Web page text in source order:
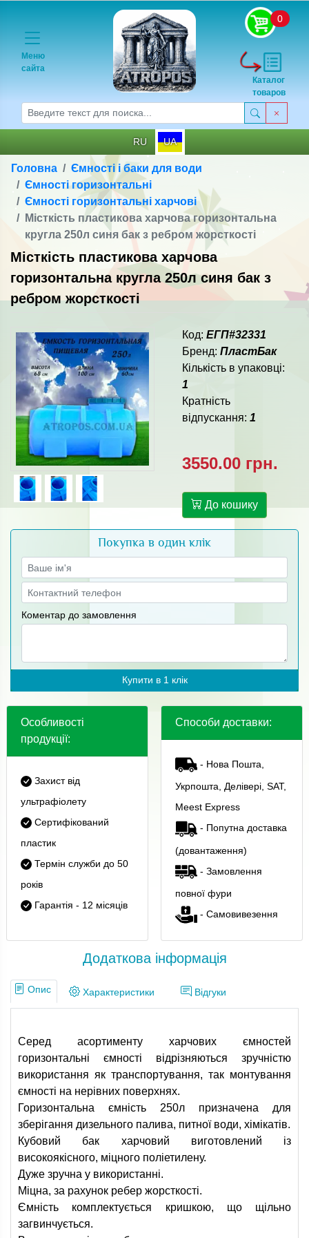
Меню
сайта
0
Каталог
товаров
RU UA
Головна
Ємності і баки для води
Ємності горизонтальні
Ємності горизонтальні харчові
Місткість пластикова харчова горизонтальна
кругла 250л синя бак з ребром жорсткості
Місткість пластикова харчова
горизонтальна кругла 250л синя бак з
ребром жорсткості
Код: ЕГП#32331
Бренд: ПластБак
Кількість в упаковці:
1
Кратність
відпускання: 1
3550.00 грн.
До кошику
Покупка в один клік
Коментар до замовлення
Купити в 1 клік
Особливості
продукції:
Захист від
ультрафіолету
Сертифікований
пластик
Термін служби до 50
років
Гарантія - 12 місяців
Способи доставки:
- Нова Пошта,
Укрпошта, Делівері, SAT,
Meest Express
- Попутна доставка
(довантаження)
- Замовлення
повної фури
- Самовивезення
Додаткова інформація
Опис Характеристики Відгуки
Серед асортименту харчових ємностей
горизонтальні ємності відрізняються зручністю
використання як транспортування, так монтування
ємності на нерівних поверхнях.
Горизонтальна ємність 250л призначена для
зберігання дизельного палива, питної води, хімікатів.
Кубовий бак харчовий виготовлений із
високоякісного, міцного поліетилену.
Дуже зручна у використанні.
Міцна, за рахунок ребер жорсткості.
Ємність комплектується кришкою, що щільно
загвинчується.